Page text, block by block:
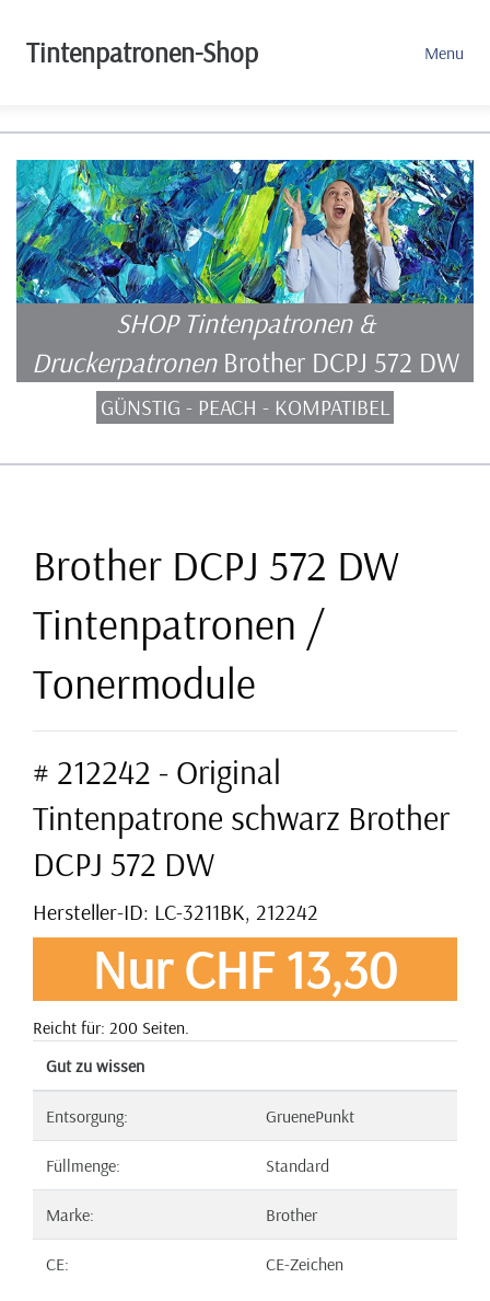
Tintenpatronen-Shop Menu
SHOP Tintenpatronen &
Druckerpatronen Brother DCPJ 572 DW
GÜNSTIG - PEACH - KOMPATIBEL
Brother DCPJ 572 DW
Tintenpatronen /
Tonermodule
# 212242 - Original
Tintenpatrone schwarz Brother
DCPJ 572 DW
Hersteller-ID: LC-3211BK, 212242
Nur CHF 13,30
Reicht für: 200 Seiten.
Gut zu wissen
Entsorgung: GruenePunkt
Füllmenge: Standard
Marke: Brother
CE: CE-Zeichen